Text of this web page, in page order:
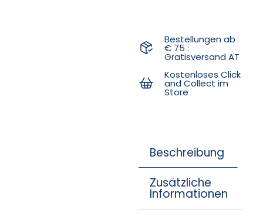
Bestellungen ab
€ 75 :
Gratisversand AT
Kostenloses Click
and Collect im
Store
Beschreibung
Zusätzliche
Informationen